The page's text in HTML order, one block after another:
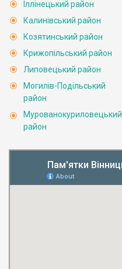
Іллінецький район
Калинівський район
Козятинський район
Крижопільський район
Липовецький район
Могилів-Подільський
район
Мурованокуриловецький
район